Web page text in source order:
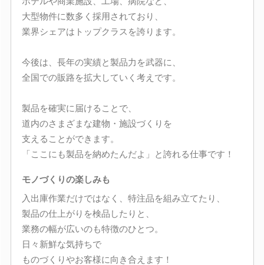
大型物件に数多く採用されており、
業界シェアはトップクラスを誇ります。
今後は、長年の実績と製品力を武器に、
全国での販路を拡大していく考えです。
製品を確実に届けることで、
道内のさまざまな建物・施設づくりを
支えることができます。
「ここにも製品を納めたんだよ」と誇れる仕事です！
モノづくりの楽しみも
入出庫作業だけではなく、特注品を組み立てたり、
製品の仕上がりを検品したりと、
業務の幅が広いのも特徴のひとつ。
日々新鮮な気持ちで
ものづくりやお客様に向き合えます！